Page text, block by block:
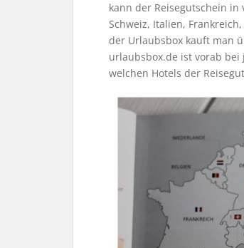
kann der Reisegutschein
Schweiz, Italien,
der Urlaubsbox kauft man
urlaubsbox.de ist vorab
welchen Hotels der